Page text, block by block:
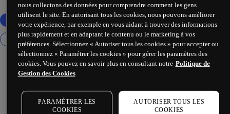
nous collectons des données pour comprendre comment les gens
utilisent le site. En autorisant tous les cookies, nous pouvons améliorer
votre expérience, par exemple en vous aidant à trouver des informations
plus rapidement et en adaptant le contenu ou le marketing à vos
préférences. Sélectionnez « Autoriser tous les cookies » pour accepter ou
sélectionnez « Paramétrer les cookies » pour gérer les paramètres des
cookies. Vous pouvez en savoir plus en consultant notre Politique de
Gestion des Cookies
PARAMÉTRER LES
COOKIES
AUTORISER TOUS LES
COOKIES